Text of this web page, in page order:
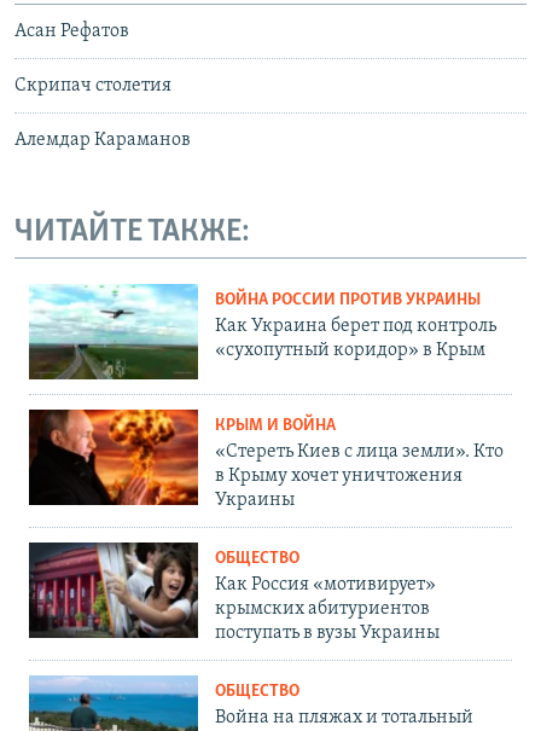
Асан Рефатов
Скрипач столетия
Алемдар Караманов
ЧИТАЙТЕ ТАКЖЕ:
ВОЙНА РОССИИ ПРОТИВ УКРАИНЫ
Как Украина берет под контроль
«сухопутный коридор» в Крым
КРЫМ И ВОЙНА
«Стереть Киев с лица земли». Кто
в Крыму хочет уничтожения
Украины
ОБЩЕСТВО
Как Россия «мотивирует»
крымских абитуриентов
поступать в вузы Украины
ОБЩЕСТВО
Война на пляжах и тотальный